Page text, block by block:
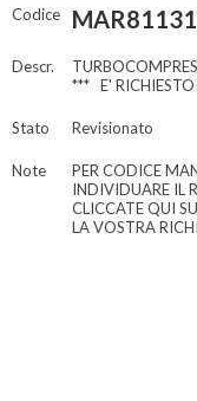
Codice
Descr.
*** E' RICHIESTO
Stato Revisionato
Note
PER CODICE
INDIVIDUARE IL
CLICCATE QUI SU
LA VOSTRA